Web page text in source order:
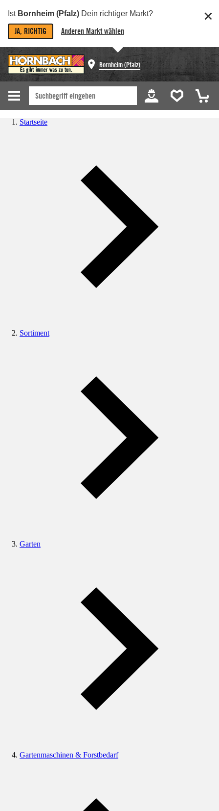
Ist Bornheim (Pfalz) Dein richtiger Markt?
JA, RICHTIG Anderen Markt wählen
Bornheim (Pfalz)
Startseite
Sortiment
Garten
Gartenmaschinen & Forstbedarf